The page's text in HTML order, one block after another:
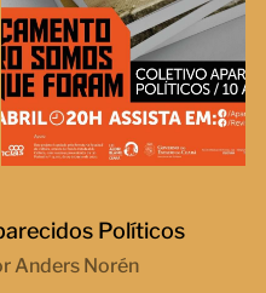
Políticos
Anders Norén